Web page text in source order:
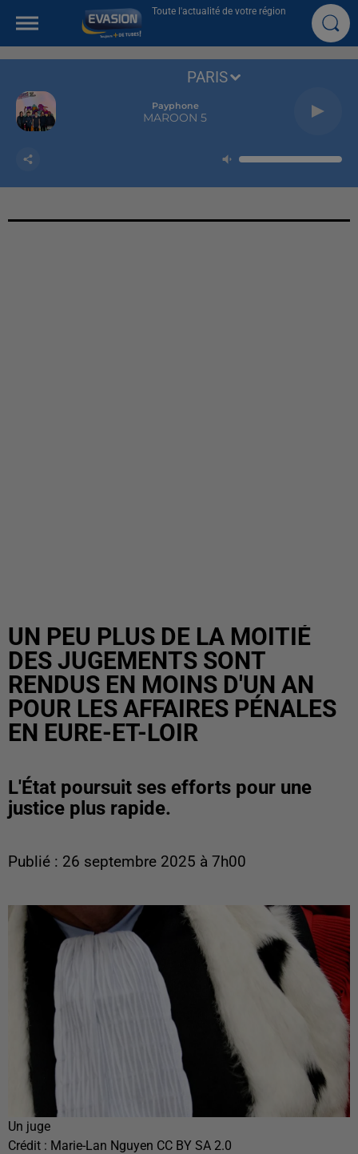
Toute l'actualité de votre région
Payphone
MAROON 5
PARIS
UN PEU PLUS DE LA MOITIÉ
DES JUGEMENTS SONT
RENDUS EN MOINS D'UN AN
POUR LES AFFAIRES PÉNALES
EN EURE-ET-LOIR
L'État poursuit ses efforts pour une
justice plus rapide.
Publié : 26 septembre 2025 à 7h00
Un juge
Crédit : Marie-Lan Nguyen CC BY SA 2.0